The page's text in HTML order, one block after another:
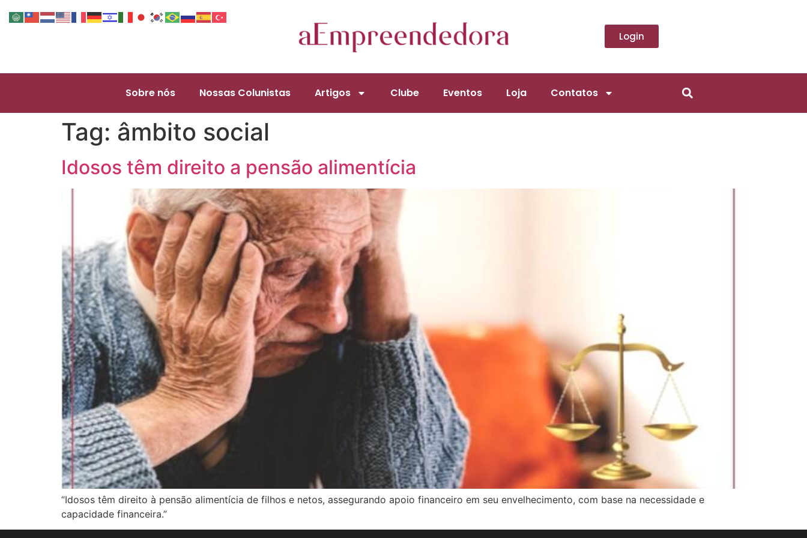
Login
Sobre nós Nossas Colunistas Artigos Clube Eventos Loja Contatos
Tag: âmbito social
Idosos têm direito a pensão alimentícia
“Idosos têm direito à pensão alimentícia de filhos e netos, assegurando apoio financeiro em seu envelhecimento, com base na necessidade e
capacidade financeira.”